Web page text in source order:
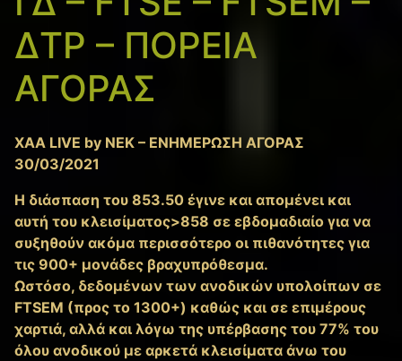
ΔΤΡ – ΠΟΡΕΙΑ
ΑΓΟΡΑΣ
XAA LIVE by NEK – ΕΝΗΜΕΡΩΣΗ ΑΓΟΡΑΣ
30/03/2021
Η διάσπαση του 853.50 έγινε και απομένει και
αυτή του κλεισίματος>858 σε εβδομαδιαίο για να
συξηθούν ακόμα περισσότερο οι πιθανότητες για
τις 900+ μονάδες βραχυπρόθεσμα.
Ωστόσο, δεδομένων των ανοδικών υπολοίπων σε
FTSEM (προς το 1300+) καθώς και σε επιμέρους
χαρτιά, αλλά και λόγω της υπέρβασης του 77% του
όλου ανοδικού με αρκετά κλεισίματα άνω του